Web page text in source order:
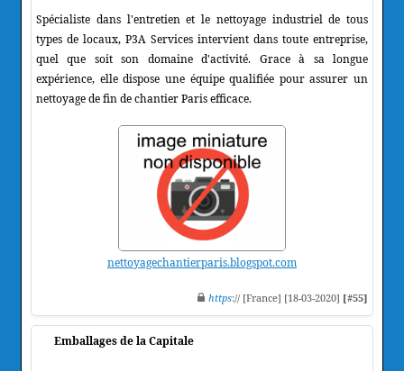
Spécialiste dans l'entretien et le nettoyage industriel de tous
types de locaux, P3A Services intervient dans toute entreprise,
quel que soit son domaine d'activité. Grace à sa longue
expérience, elle dispose une équipe qualifiée pour assurer un
nettoyage de fin de chantier Paris efficace.
nettoyagechantierparis.blogspot.com
https:// [France] [18-03-2020] [#55]
Emballages de la Capitale